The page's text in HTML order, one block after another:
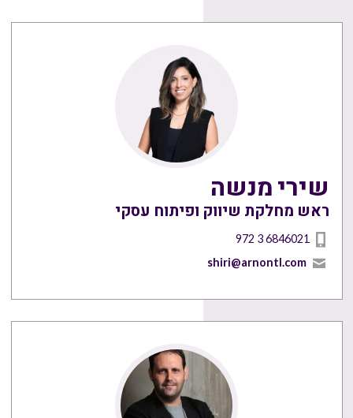
שירי מנשה
ראש מחלקת שיווק ופיתוח עסקי
972 3 6846021
shiri@arnontl.com